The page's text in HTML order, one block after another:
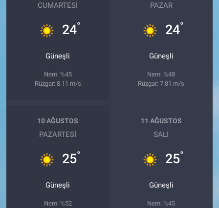
CUMARTESI
24°
Güneşli
Nem: %45
Rüzgar: 8.11 m/s
PAZAR
24°
Güneşli
Nem: %48
Rüzgar: 7.81 m/s
10 AĞUSTOS
PAZARTESI
25°
Güneşli
Nem: %52
11 AĞUSTOS
SALI
25°
Güneşli
Nem: %45